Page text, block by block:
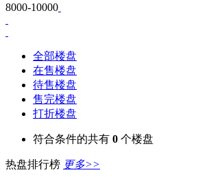
8000-10000
全部楼盘
在售楼盘
待售楼盘
售完楼盘
打折楼盘
符合条件的共有 0 个楼盘
热盘排行榜 更多>>